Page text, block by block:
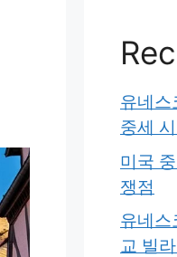
유네스
중세
미국
쟁점
유네스
교 빌